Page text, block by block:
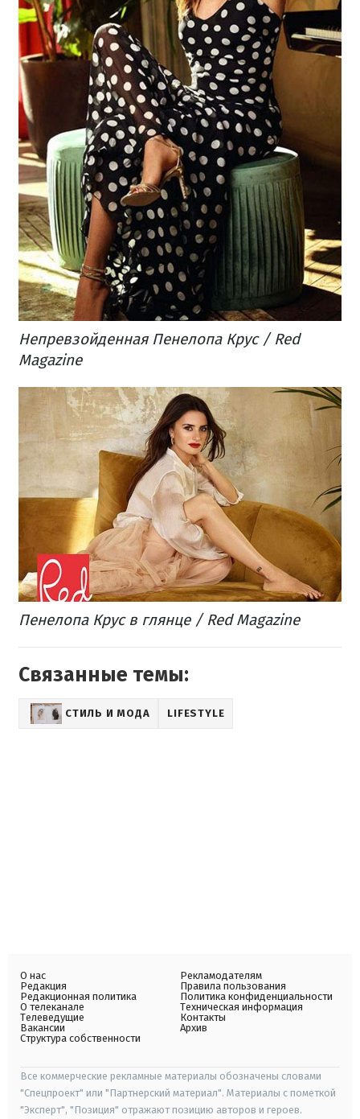
Непревзойденная Пенелопа Крус / Red
Magazine
Пенелопа Крус в глянце / Red Magazine
Связанные темы:
СТИЛЬ И МОДА LIFESTYLE
О нас
Редакция
Редакционная политика
О телеканале
Телеведущие
Вакансии
Структура собственности
Рекламодателям
Правила пользования
Политика конфиденциальности
Техническая информация
Контакты
Архив
Все коммерческие рекламные материалы обозначены словами
"Спецпроект" или "Партнерский материал". Материалы с пометкой
"Эксперт", "Позиция" отражают позицию авторов и героев.